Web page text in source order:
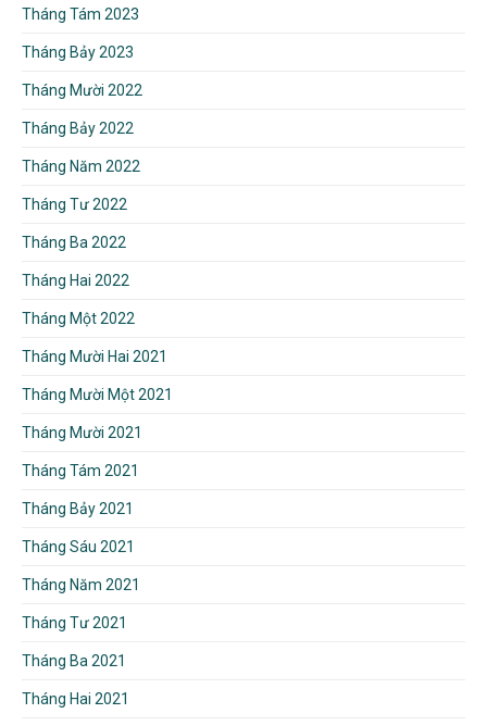
Tháng Tám 2023
Tháng Bảy 2023
Tháng Mười 2022
Tháng Bảy 2022
Tháng Năm 2022
Tháng Tư 2022
Tháng Ba 2022
Tháng Hai 2022
Tháng Một 2022
Tháng Mười Hai 2021
Tháng Mười Một 2021
Tháng Mười 2021
Tháng Tám 2021
Tháng Bảy 2021
Tháng Sáu 2021
Tháng Năm 2021
Tháng Tư 2021
Tháng Ba 2021
Tháng Hai 2021